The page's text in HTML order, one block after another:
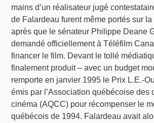
mains d’un réalisateur jugé
de Falardeau furent même portés sur
après que le sénateur Philippe Deane
demandé officiellement à Téléfilm
financer le film. Devant le tollé
finalement produit – avec un budget
remporte en janvier 1995 le Prix L.E.-
émis par l’Association québécoise des
cinéma (AQCC) pour récompenser le
québécois de 1994. Falardeau avait